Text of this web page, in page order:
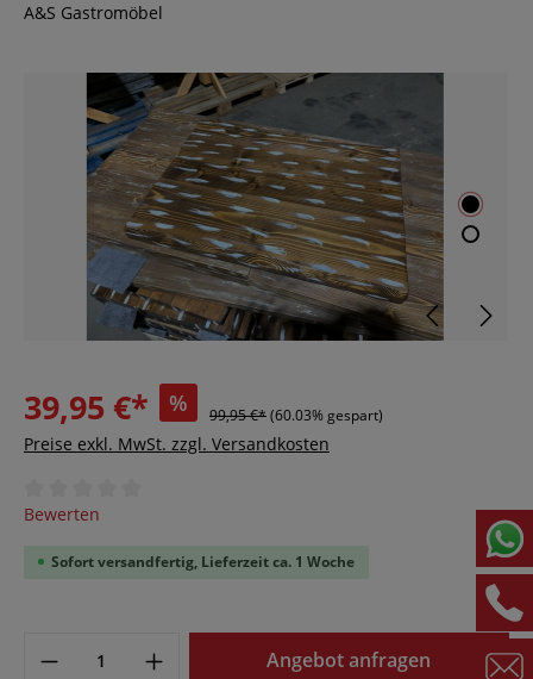
A&S Gastromöbel
39,95 €* % 99,95 €*(60.03% gespart)
Preise exkl. MwSt. zzgl. Versandkosten
Durchschnittliche Bewertung von 0 von 5 Sternen
Bewerten
Sofort versandfertig, Lieferzeit ca. 1 Woche
Angebot anfragen